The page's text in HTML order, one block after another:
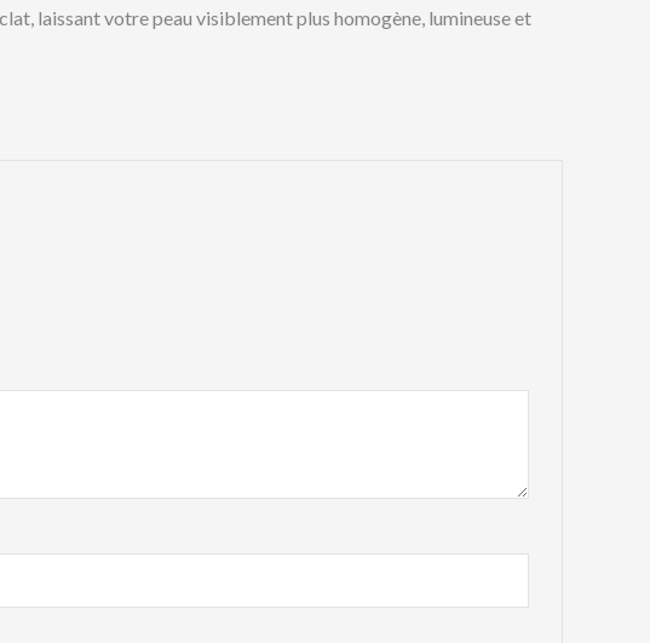
laissant votre peau visiblement plus homogène, lumineuse et